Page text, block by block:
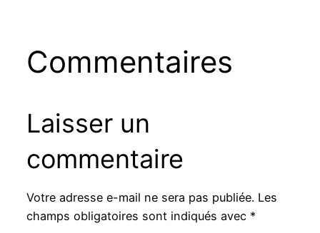
Commentaires
Laisser un
commentaire
Votre adresse e-mail ne sera pas publiée. Les
champs obligatoires sont indiqués avec *